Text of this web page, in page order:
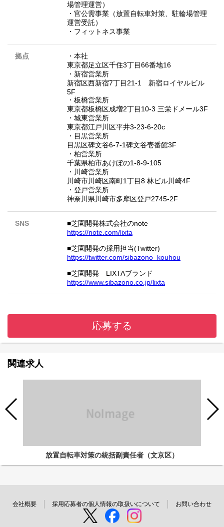
場管理運営）
・官公需事業（放置自転車対策、駐輪場管理
運営受託）
・フィットネス事業
拠点
・本社
東京都足立区千住3丁目66番地16
・新宿営業所
新宿区西新宿7丁目21-1 新宿ロイヤルビル
5F
・板橋営業所
東京都板橋区成増2丁目10-3 三栄ドメール3F
・城東営業所
東京都江戸川区平井3-23-6-20c
・目黒営業所
目黒区碑文谷6-7-1碑文谷壱番館3F
・柏営業所
千葉県柏市あけぼの1-8-9-105
・川崎営業所
川崎市川崎区南町1丁目8 林ビル川崎4F
・登戸営業所
神奈川県川崎市多摩区登戸2745-2F
SNS
■芝園開発株式会社のnote
https://note.com/lixta
■芝園開発の採用担当(Twitter)
https://twitter.com/sibazono_kouhou
■芝園開発 LIXTAブランド
https://www.sibazono.co.jp/lixta
応募する
関連求人
放置自転車対策の統括副責任者（文京区）
会社概要 採用応募者の個人情報の取扱いについて お問い合わせ